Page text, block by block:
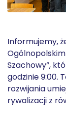
Informujemy,
Szachowy”,
godzinie 9:00.
rozwijania
rywalizacji z